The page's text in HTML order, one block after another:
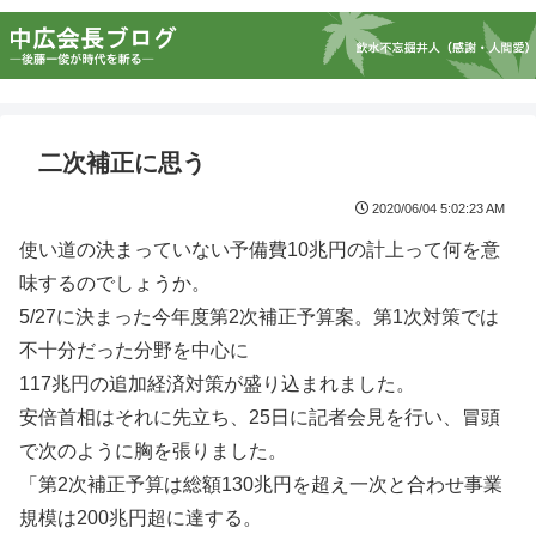
二次補正に思う
2020/06/04 5:02:23 AM
使い道の決まっていない予備費10兆円の計上って何を意
味するのでしょうか。
5/27に決まった今年度第2次補正予算案。第1次対策では
不十分だった分野を中心に
117兆円の追加経済対策が盛り込まれました。
安倍首相はそれに先立ち、25日に記者会見を行い、冒頭
で次のように胸を張りました。
「第2次補正予算は総額130兆円を超え一次と合わせ事業
規模は200兆円超に達する。